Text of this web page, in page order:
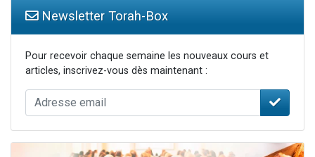
Newsletter Torah-Box
Pour recevoir chaque semaine les nouveaux cours et
articles, inscrivez-vous dès maintenant :